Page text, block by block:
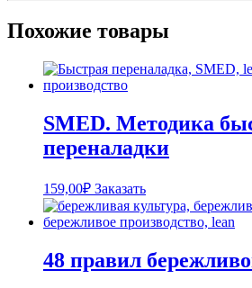
Похожие товары
SMED. Методика
переналадки
159,00₽ Заказать
48 правил